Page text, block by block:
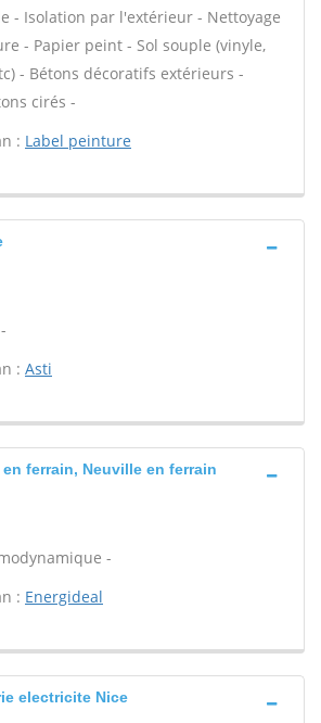
- Isolation par l'extérieur - Nettoyage
- Papier peint - Sol souple (vinyle,
- Bétons décoratifs extérieurs -
cirés -
: Label peinture
: Asti
ferrain, Neuville en ferrain
-
: Energideal
electricite Nice